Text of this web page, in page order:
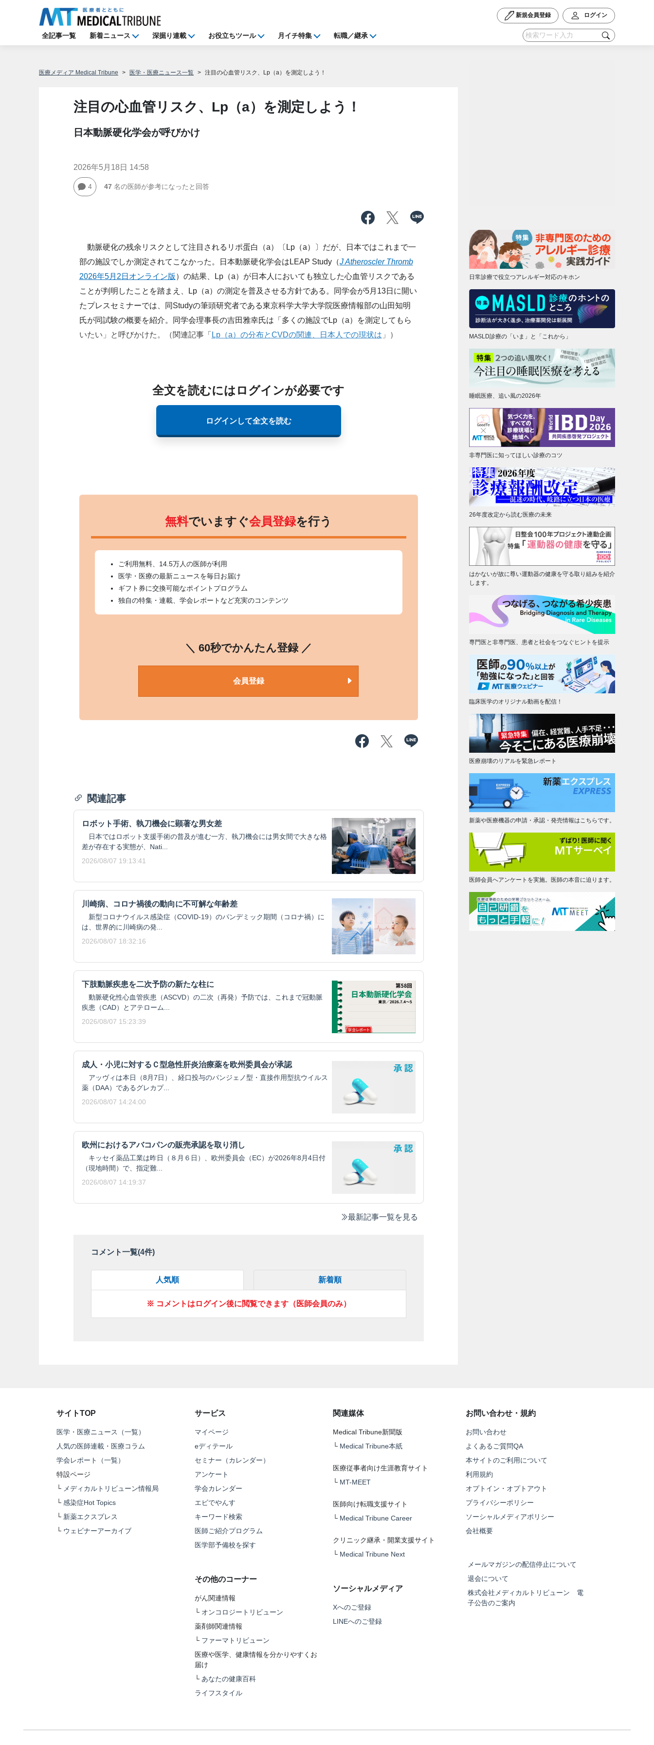
新規会員登録 ログイン
全記事一覧 新着ニュース 深掘り連載 お役立ちツール 月イチ特集 転職／継承
医療メディア Medical Tribune 医学・医療ニュース一覧 注目の心血管リスク、Lp（a）を測定しよう！
注目の心血管リスク、Lp（a）を測定しよう！
日本動脈硬化学会が呼びかけ
2026年5月18日 14:58
4 47名の医師が参考になったと回答
動脈硬化の残余リスクとして注目されるリポ蛋白（a）〔Lp（a）〕だが、日本ではこれまで一
部の施設でしか測定されてこなかった。日本動脈硬化学会はLEAP Study（J Atheroscler Thromb
2026年5月2日オンライン版 ）の結果、Lp（a）が日本人においても独立した心血管リスクである
ことが判明したことを踏まえ、Lp（a）の測定を普及させる方針である。同学会が5月13日に開い
たプレスセミナーでは、同Studyの筆頭研究者である東京科学大学大学院医療情報部の山田知明
氏が同試験の概要を紹介。同学会理事長の吉田雅幸氏は「多くの施設でLp（a）を測定してもら
いたい」と呼びかけた。（関連記事「 Lp（a）の分布とCVDの関連、日本人での現状は 」）
全文を読むにはログインが必要です
ログインして全文を読む
無料でいますぐ会員登録を行う
ご利用無料、14.5万人の医師が利用
医学・医療の最新ニュースを毎日お届け
ギフト券に交換可能なポイントプログラム
独自の特集・連載、学会レポートなど充実のコンテンツ
＼ 60秒でかんたん登録 ／
会員登録
関連記事
ロボット手術、執刀機会に顕著な男女差
日本ではロボット支援手術の普及が進む一方、執刀機会には男女間で大きな格
差が存在する実態が、Nati...
2026/08/07 19:13:41
川崎病、コロナ禍後の動向に不可解な年齢差
新型コロナウイルス感染症（COVID-19）のパンデミック期間（コロナ禍）に
は、世界的に川崎病の発...
2026/08/07 18:32:16
下肢動脈疾患を二次予防の新たな柱に
動脈硬化性心血管疾患（ASCVD）の二次（再発）予防では、これまで冠動脈
疾患（CAD）とアテローム...
2026/08/07 15:23:39
成人・小児に対するＣ型急性肝炎治療薬を欧州委員会が承認
アッヴィは本日（8月7日）、経口投与のパンジェノ型・直接作用型抗ウイルス
薬（DAA）であるグレカプ...
2026/08/07 14:24:00
欧州におけるアバコパンの販売承認を取り消し
キッセイ薬品工業は昨日（８月６日）、欧州委員会（EC）が2026年8月4日付
（現地時間）で、指定難...
2026/08/07 14:19:37
最新記事一覧を見る
コメント一覧(4件)
人気順 新着順
※ コメントはログイン後に閲覧できます（医師会員のみ）
日常診療で役立つアレルギー対応のキホン
MASLD診療の「いま」と「これから」
睡眠医療、追い風の2026年
非専門医に知ってほしい診療のコツ
26年度改定から読む医療の未来
はかないが故に尊い運動器の健康を守る取り組みを紹介
します。
専門医と非専門医、患者と社会をつなぐヒントを提示
臨床医学のオリジナル動画を配信！
医療崩壊のリアルを緊急レポート
新薬や医療機器の申請・承認・発売情報はこちらです。
医師会員へアンケートを実施。医師の本音に迫ります。
サイトTOP
医学・医療ニュース（一覧）
人気の医師連載・医療コラム
学会レポート（一覧）
特設ページ
└ メディカルトリビューン情報局
└ 感染症Hot Topics
└ 新薬エクスプレス
└ ウェビナーアーカイブ
サービス
マイページ
eディテール
セミナー（カレンダー）
アンケート
学会カレンダー
エビでやんす
キーワード検索
医師ご紹介プログラム
医学部予備校を探す
その他のコーナー
がん関連情報
└ オンコロジートリビューン
薬剤師関連情報
└ ファーマトリビューン
医療や医学、健康情報を分かりやすくお
届け
└ あなたの健康百科
ライフスタイル
関連媒体
Medical Tribune新聞版
└ Medical Tribune本紙
医療従事者向け生涯教育サイト
└ MT-MEET
医師向け転職支援サイト
└ Medical Tribune Career
クリニック継承・開業支援サイト
└ Medical Tribune Next
ソーシャルメディア
Xへのご登録
LINEへのご登録
お問い合わせ・規約
お問い合わせ
よくあるご質問QA
本サイトのご利用について
利用規約
オプトイン・オプトアウト
プライバシーポリシー
ソーシャルメディアポリシー
会社概要
メールマガジンの配信停止について
退会について
株式会社メディカルトリビューン 電
子公告のご案内